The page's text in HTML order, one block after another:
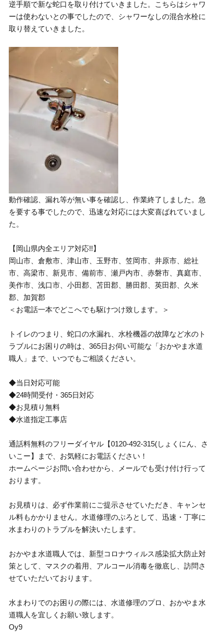
逆手順で新な蛇口を取り付けていきました。こちらはシャワ
ーは使わないとの事でしたので、シャワーなしの混合水栓に
取り替えていきました。
動作確認、漏れ等が無い事を確認し、作業終了しました。急
を要する事でしたので、迅速な対応には大変喜ばれていまし
た。
【岡山県内全エリア対応!!】
岡山市、倉敷市、津山市、玉野市、笠岡市、井原市、総社
市、高梁市、新見市、備前市、瀬戸内市、赤磐市、真庭市、
美作市、浅口市、小田郡、苫田郡、勝田郡、英田郡、久米
郡、加賀郡
＜お電話一本でどこへでも駆けつけ致します。＞
トイレのつまり、蛇口の水漏れ、水栓機器の故障など水のト
ラブルにお困りの時は、365日お伺い可能な「おかやま水道
職人」まで、いつでもご相談ください。
◆当日対応可能
◆24時間受付・365日対応
◆お見積り無料
◆水道指定工事店
通話料無料のフリーダイヤル【0120-492-315(しょくにん、さ
いこー】まで、お気軽にお電話ください！
ホームページお問い合わせから、メールでも受け付け行って
おります。
お見積りは、必ず作業前にご提示させていただき、キャンセ
ル料もかかりません。水道修理のぷろとして、迅速・丁寧に
水まわりのトラブルを解決いたします。
おかやま水道職人では、新型コロナウィルス感染拡大防止対
策として、マスクの着用、アルコール消毒を徹底し、訪問さ
せていただいております。
水まわりでのお困りの際には、水道修理のプロ、おかやま水
道職人を宜しくお願い致します。
Oy9